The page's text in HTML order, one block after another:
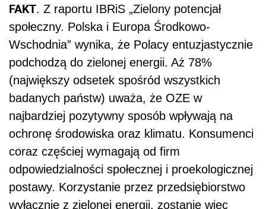
FAKT. Z raportu IBRiS „Zielony potencjał
społeczny. Polska i Europa Środkowo-
Wschodnia” wynika, że Polacy entuzjastycznie
podchodzą do zielonej energii. Aż 78%
(największy odsetek spośród wszystkich
badanych państw) uważa, że OZE w
najbardziej pozytywny sposób wpływają na
ochronę środowiska oraz klimatu. Konsumenci
coraz częściej wymagają od firm
odpowiedzialności społecznej i proekologicznej
postawy. Korzystanie przez przedsiębiorstwo
wyłącznie z zielonej energii, zostanie więc